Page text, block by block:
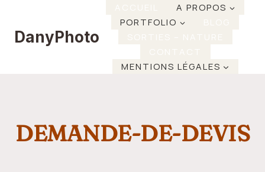
contenu
DanyPhoto
A PROPOS
PORTFOLIO
MENTIONS LÉGALES
DEMANDE-DE-DEVIS